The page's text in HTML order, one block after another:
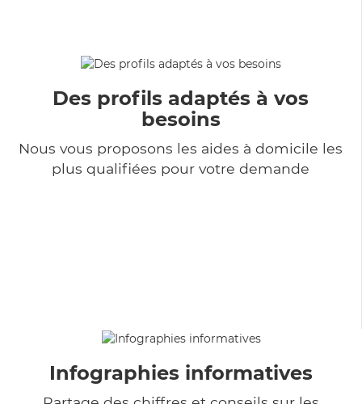
Des profils adaptés à vos
besoins
Nous vous proposons les aides à domicile les
plus qualifiées pour votre demande
Infographies informatives